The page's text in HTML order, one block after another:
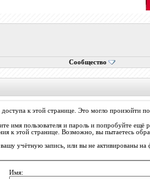
Сообщество
к этой странице. Это могло произойти
имя пользователя и пароль и попробуйте ещё
к этой странице. Возможно, вы пытаетесь
учётную запись, или вы не активированы на
Имя: